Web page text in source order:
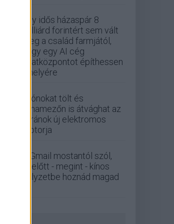
Egy idős házaspár 8
milliárd forintért sem vált
meg a család farmjától,
hogy egy AI cég
adatközpontot építhessen
a helyére
Drónokat tölt és
aknamezőn is átvághat az
ukránok új elektromos
motorja
A Gmail mostantól szól,
mielőtt - megint - kínos
helyzetbe hoznád magad